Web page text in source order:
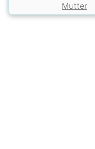
Mutter